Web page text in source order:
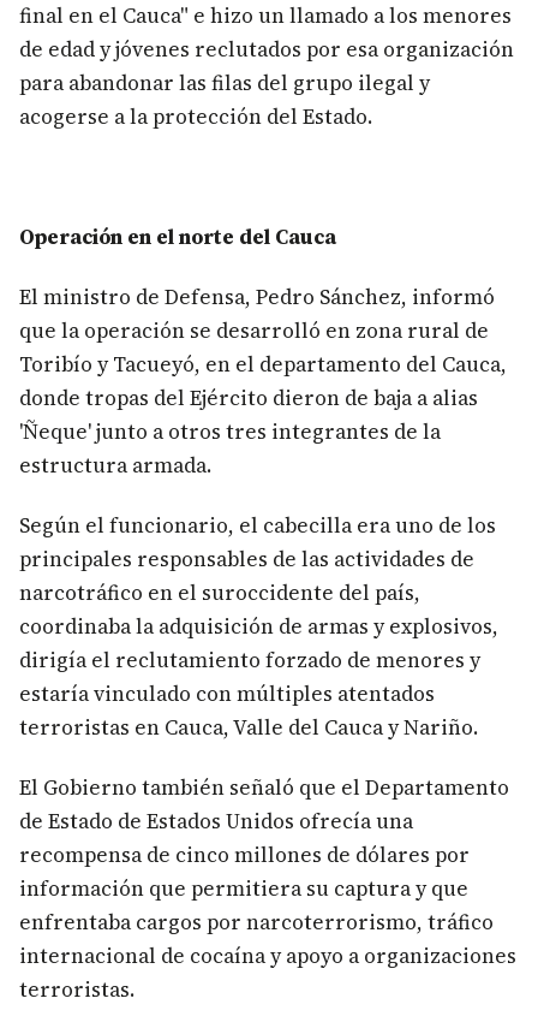
final en el Cauca" e hizo un llamado a los menores
de edad y jóvenes reclutados por esa organización
para abandonar las filas del grupo ilegal y
acogerse a la protección del Estado.
Operación en el norte del Cauca
El ministro de Defensa, Pedro Sánchez, informó
que la operación se desarrolló en zona rural de
Toribío y Tacueyó, en el departamento del Cauca,
donde tropas del Ejército dieron de baja a alias
'Ñeque' junto a otros tres integrantes de la
estructura armada.
Según el funcionario, el cabecilla era uno de los
principales responsables de las actividades de
narcotráfico en el suroccidente del país,
coordinaba la adquisición de armas y explosivos,
dirigía el reclutamiento forzado de menores y
estaría vinculado con múltiples atentados
terroristas en Cauca, Valle del Cauca y Nariño.
El Gobierno también señaló que el Departamento
de Estado de Estados Unidos ofrecía una
recompensa de cinco millones de dólares por
información que permitiera su captura y que
enfrentaba cargos por narcoterrorismo, tráfico
internacional de cocaína y apoyo a organizaciones
terroristas.